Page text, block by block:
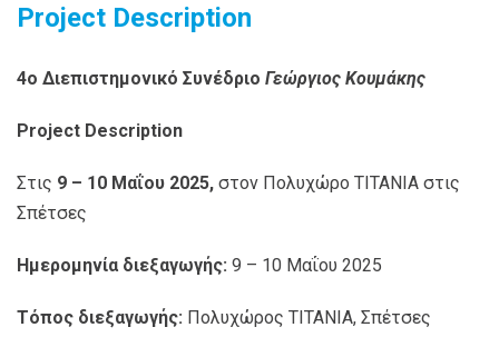
Project Description
4o Διεπιστημονικό Συνέδριο Γεώργιος Κουμάκης
Project Description
Στις 9 – 10 Μαΐου 2025, στον Πολυχώρο ΤΙΤΑΝΙΑ στις
Σπέτσες
Ημερομηνία διεξαγωγής: 9 – 10 Μαΐου 2025
Τόπος διεξαγωγής: Πολυχώρος ΤΙΤΑΝΙΑ, Σπέτσες